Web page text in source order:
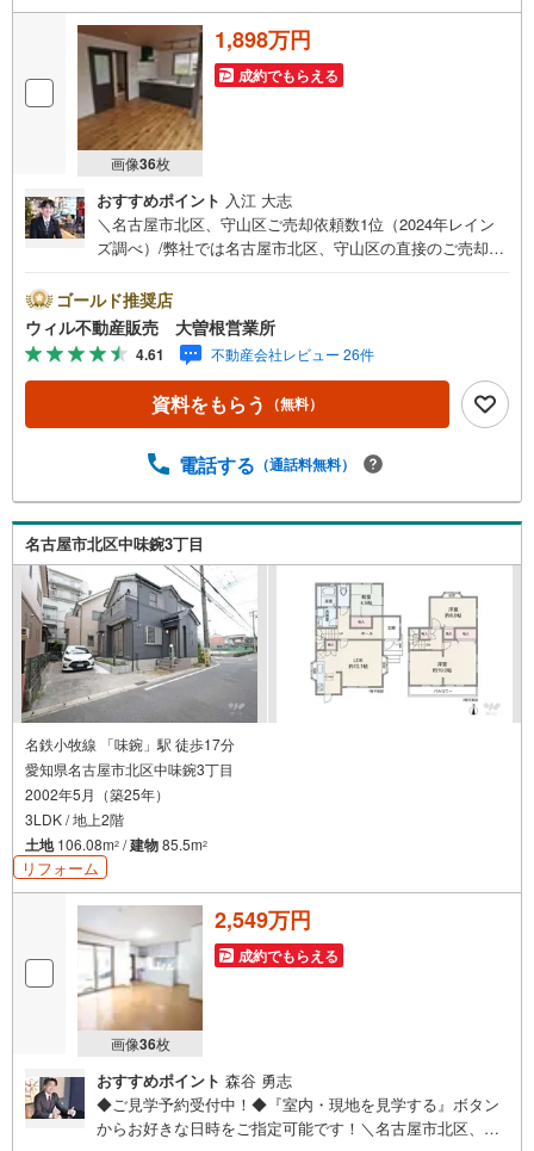
画像36枚
1,898万円
成約でもらえる
おすすめポイント 入江 大志
＼名古屋市北区、守山区ご売却依頼数1位（2024年レイン
ズ調べ）/弊社では名古屋市北区、守山区の直接のご売却依
はもちろん、過去にお任せいただいたお客様の声をもとに
住環境を提案致します。＼他にも気になる物件がある方へ/
不動産業者間で情報が共有されているので、名古屋市全域
やその他隣接エリアでもご内覧が可能です！ 【ウィル 大
曽根営業所】◎地下鉄名城線、JR中央線「大曽根」駅徒歩
1分◎お子様が遊べるキッズスペースあり◎営業時間 10:00
っております。ぜひお気軽にご連絡下さい！現地を見学さ
ご希望の日時をご記入いただけますとスムーズにご案内が
可能です。
ゴールド推奨店
ウィル不動産販売 大曽根営業所
4.61 不動産会社レビュー 26件
資料をもらう （無料）
電話する （通話料無料）
名古屋市北区中味鋺3丁目
名鉄小牧線 「味鋺」駅 徒歩17分
愛知県名古屋市北区中味鋺3丁目
2002年5月（築25年）
3LDK / 地上2階
土地106.08m2 /建物85.5m2
リフォーム
画像36枚
2,549万円
成約でもらえる
おすすめポイント 森谷 勇志
◆ご見学予約受付中！◆『室内・現地を見学する』ボタン
からお好きな日時をご指定可能です！＼名古屋市北区、守